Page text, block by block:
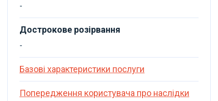
-
Дострокове розірвання
-
Базові характеристики послуги
Попередження користувача про наслідки